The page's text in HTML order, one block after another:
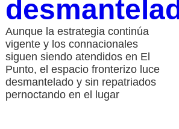
Aunque la estrategia continúa
vigente y los connacionales
siguen siendo atendidos en El
Punto, el espacio fronterizo luce
desmantelado y sin repatriados
pernoctando en el lugar